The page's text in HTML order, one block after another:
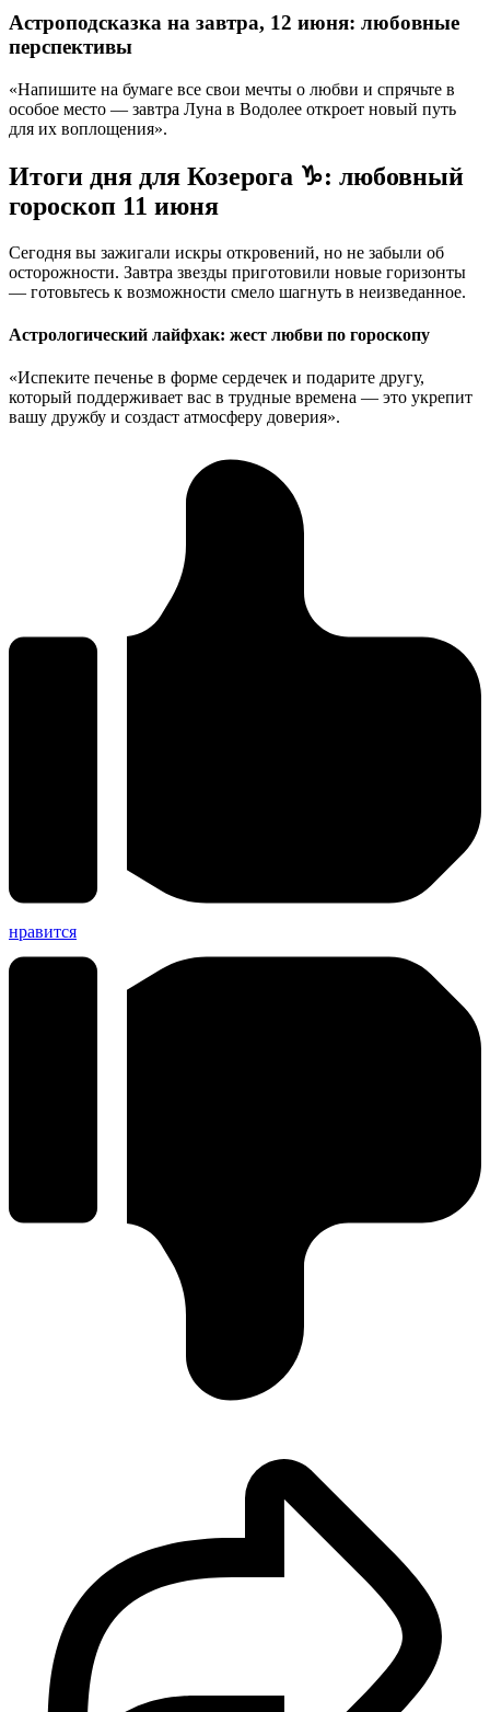
Астроподсказка на завтра, 12 июня: любовные
перспективы
«Напишите на бумаге все свои мечты о любви и спрячьте в
особое место — завтра Луна в Водолее откроет новый путь
для их воплощения».
Итоги дня для Козерога ♑: любовный
гороскоп 11 июня
Сегодня вы зажигали искры откровений, но не забыли об
осторожности. Завтра звезды приготовили новые горизонты
— готовьтесь к возможности смело шагнуть в неизведанное.
Астрологический лайфхак: жест любви по гороскопу
«Испеките печенье в форме сердечек и подарите другу,
который поддерживает вас в трудные времена — это укрепит
вашу дружбу и создаст атмосферу доверия».
нравится